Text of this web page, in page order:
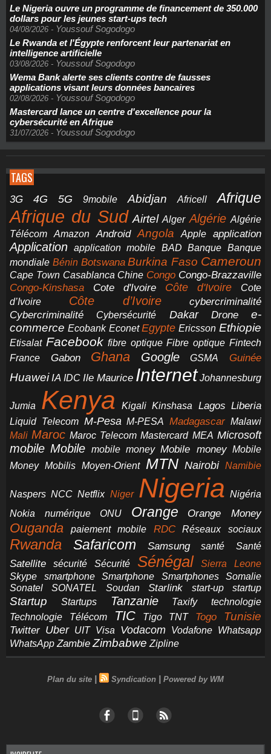
Le Nigeria ouvre un programme de financement de 350.000
dollars pour les jeunes start-ups tech
04/08/2026 - Youssouf Sogodogo
Le Rwanda et l'Égypte renforcent leur partenariat en
intelligence artificielle
03/08/2026 - Youssouf Sogodogo
Wema Bank alerte ses clients contre de fausses
applications visant leurs données bancaires
02/08/2026 - Youssouf Sogodogo
Mastercard lance un centre d'excellence pour la
cybersécurité en Afrique
31/07/2026 - Youssouf Sogodogo
TAGS
3G 4G 5G 9mobile Abidjan Africell Afrique
Afrique du Sud Airtel Alger Algérie Algérie
Télécom
Amazon Android Angola Apple application
Application application mobile BAD Banque Banque
mondiale Bénin Botswana Burkina Faso Cameroun
Cape Town Casablanca Chine Congo Congo-Brazzaville
Congo-Kinshasa Cote d'Ivoire Côte d'Ivoire
Cote
d’Ivoire
Côte d’Ivoire
cybercriminalité
Cybercriminalité
Cybersécurité Dakar Drone
e-
commerce Ecobank Econet Egypte Ericsson Ethiopie
Etisalat Facebook fibre optique Fibre optique Fintech
France
Gabon Ghana Google GSMA Guinée
Huawei IA IDC Ile Maurice Internet Johannesburg
Jumia Kenya Kigali Kinshasa Lagos Liberia
Liquid Telecom M-Pesa M-PESA Madagascar Malawi
Mali Maroc Maroc Telecom Mastercard MEA Microsoft
mobile Mobile mobile money Mobile money Mobile
Money Mobilis Moyen-Orient MTN Nairobi Namibie
Naspers NCC Netflix Niger Nigeria Nigéria
Nokia
numérique ONU Orange Orange Money
Ouganda paiement mobile RDC Réseaux sociaux
Rwanda Safaricom Samsung santé Santé
Satellite sécurité Sécurité Sénégal
Sierra Leone
Skype
smartphone Smartphone Smartphones
Somalie
Sonatel
SONATEL Soudan Starlink start-up startup
Startup Startups Tanzanie Taxify
technologie
Technologie
Télécom TIC Tigo TNT Togo Tunisie
Twitter Uber UIT Visa Vodacom Vodafone Whatsapp
WhatsApp Zambie Zimbabwe Zipline
Plan du site | Syndication | Powered by WM